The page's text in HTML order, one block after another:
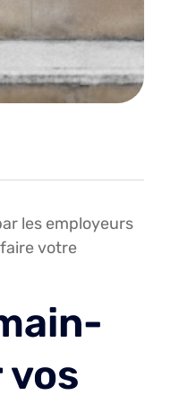
les employeurs
votre